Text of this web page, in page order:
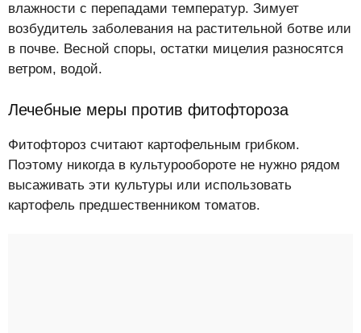
влажности с перепадами температур. Зимует
возбудитель заболевания на растительной ботве или
в почве. Весной споры, остатки мицелия разносятся
ветром, водой.
Лечебные меры против фитофтороза
Фитофтороз считают картофельным грибком.
Поэтому никогда в культурообороте не нужно рядом
высаживать эти культуры или использовать
картофель предшественником томатов.